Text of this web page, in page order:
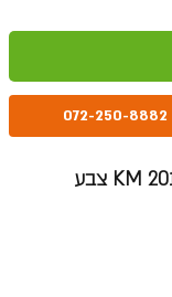
כיריים גז מילה Miele רוחב 65 ס"מ KM 2012G צבע